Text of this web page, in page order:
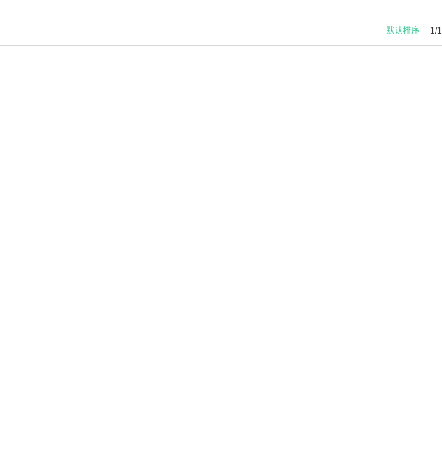
1/1
默认排序